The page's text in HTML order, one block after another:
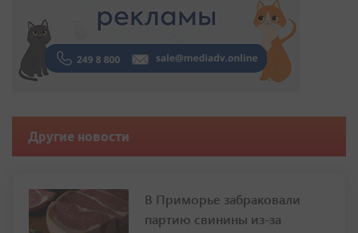
Другие новости
В Приморье забраковали
партию свинины из-за